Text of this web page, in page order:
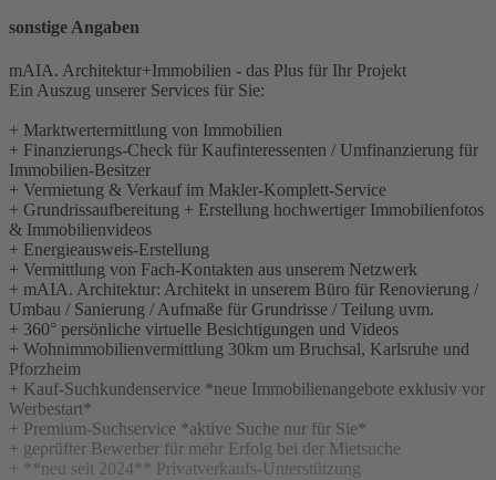
sonstige Angaben
mAIA. Architektur+Immobilien - das Plus für Ihr Projekt
Ein Auszug unserer Services für Sie:
+ Marktwertermittlung von Immobilien
+ Finanzierungs-Check für Kaufinteressenten / Umfinanzierung für
Immobilien-Besitzer
+ Vermietung & Verkauf im Makler-Komplett-Service
+ Grundrissaufbereitung + Erstellung hochwertiger Immobilienfotos
& Immobilienvideos
+ Energieausweis-Erstellung
+ Vermittlung von Fach-Kontakten aus unserem Netzwerk
+ mAIA. Architektur: Architekt in unserem Büro für Renovierung /
Umbau / Sanierung / Aufmaße für Grundrisse / Teilung uvm.
+ 360° persönliche virtuelle Besichtigungen und Videos
+ Wohnimmobilienvermittlung 30km um Bruchsal, Karlsruhe und
Pforzheim
+ Kauf-Suchkundenservice *neue Immobilienangebote exklusiv vor
Werbestart*
+ Premium-Suchservice *aktive Suche nur für Sie*
+ geprüfter Bewerber für mehr Erfolg bei der Mietsuche
+ **neu seit 2024** Privatverkaufs-Unterstützung